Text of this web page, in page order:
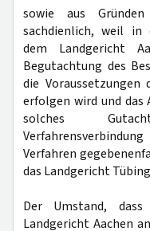
sowie aus Gründen
sachdienlich, weil in
dem Landgericht
Begutachtung des
die Voraussetzungen
erfolgen wird und
solches
Verfahren
das Landgericht
Der Umstand,
Landgericht Aachen